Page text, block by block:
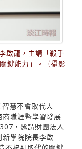
啟龍，主講「殺手
鍵能力」。（攝影
智慧不會取代人
職涯暨學習發展
，邀請財團法人
學院院長李啟
不被AI取代的關鍵